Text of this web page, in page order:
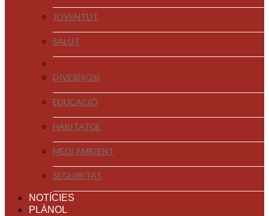
JOVENTUT
SALUT
DIVER[SOS]
EDUCACIÓ
HABITATGE
MEDI AMBIENT
SEGURETAT
NOTÍCIES
PLÀNOL